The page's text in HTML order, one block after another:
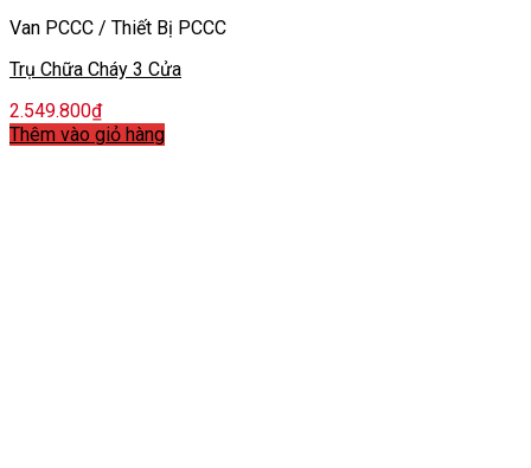
Van PCCC / Thiết Bị PCCC
Trụ Chữa Cháy 3 Cửa
2.549.800₫
Thêm vào giỏ hàng